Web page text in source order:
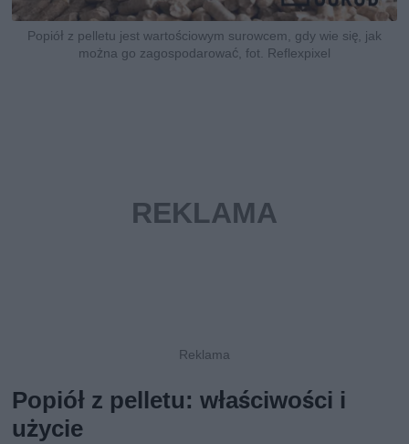
Popiół z pelletu jest wartościowym surowcem, gdy wie się, jak
można go zagospodarować, fot. Reflexpixel
Popiół z pelletu: właściwości i
użycie